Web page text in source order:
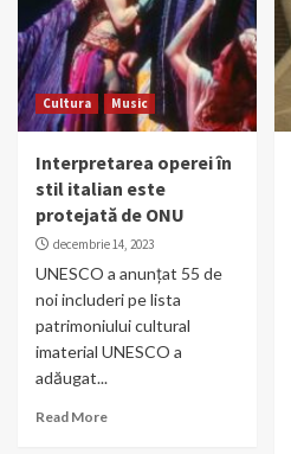
Cultura Music
Interpretarea operei în
stil italian este
protejată de ONU
decembrie 14, 2023
UNESCO a anunțat 55 de
noi includeri pe lista
patrimoniului cultural
imaterial UNESCO a
adăugat...
Read More